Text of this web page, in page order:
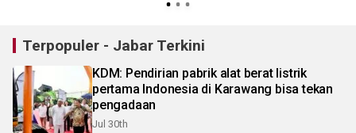
Terpopuler - Jabar Terkini
KDM: Pendirian pabrik alat berat listrik
pertama Indonesia di Karawang bisa tekan
pengadaan
Jul 30th